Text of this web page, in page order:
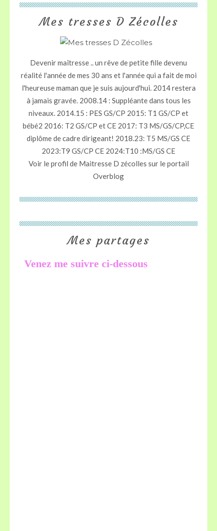
Mes tresses D Zécolles
Devenir maîtresse .. un rêve de petite fille devenu
réalité l'année de mes 30 ans et l'année qui a fait de moi
l'heureuse maman que je suis aujourd'hui. 2014 restera
à jamais gravée. 2008.14 : Suppléante dans tous les
niveaux. 2014.15 : PES GS/CP 2015: T1 GS/CP et
bébé2 2016: T2 GS/CP et CE 2017: T3 MS/GS/CP,CE
diplôme de cadre dirigeant! 2018.23: T5 MS/GS CE
2023:T9 GS/CP CE 2024:T10 :MS/GS CE
Voir le profil de Maitresse D zécolles sur le portail
Overblog
Mes partages
Venez me suivre ci-dessous